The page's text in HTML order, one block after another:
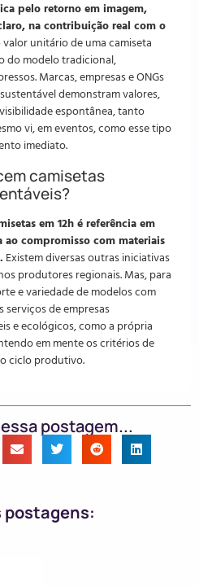
pelo retorno em imagem,
na contribuição real com o
valor unitário de uma camiseta
do modelo tradicional,
Marcas, empresas e ONGs
demonstram valores,
espontânea, tanto
vi, em eventos, como esse tipo
imediato.
camisetas
em 12h é referência em
compromisso com materiais
Existem diversas outras iniciativas
produtores regionais. Mas, para
e variedade de modelos com
de empresas
e ecológicos, como a própria
em mente os critérios de
ciclo produtivo.
postagem...
postagens: